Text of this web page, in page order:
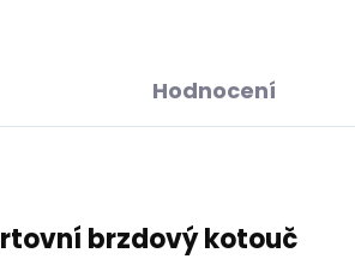
Hodnocení
brzdový kotouč